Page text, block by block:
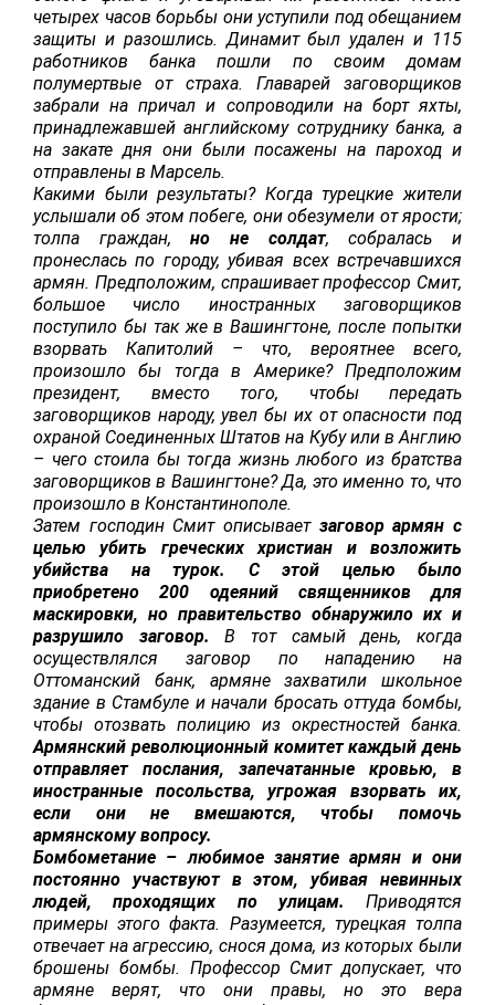
четырех часов борьбы они уступили под обещанием
защиты и разошлись. Динамит был удален и 115
работников банка пошли по своим домам
полумертвые от страха. Главарей заговорщиков
забрали на причал и сопроводили на борт яхты,
принадлежавшей английскому сотруднику банка, а
на закате дня они были посажены на пароход и
отправлены в Марсель.
Какими были результаты? Когда турецкие жители
услышали об этом побеге, они обезумели от ярости;
толпа граждан,но не солдат, собралась и
пронеслась по городу, убивая всех встречавшихся
армян. Предположим, спрашивает профессор Смит,
большое число иностранных заговорщиков
поступило бы так же в Вашингтоне, после попытки
взорвать Капитолий – что, вероятнее всего,
произошло бы тогда в Америке? Предположим
президент, вместо того, чтобы передать
заговорщиков народу, увел бы их от опасности под
охраной Соединенных Штатов на Кубу или в Англию
– чего стоила бы тогда жизнь любого из братства
заговорщиков в Вашингтоне? Да, это именно то, что
произошло в Константинополе.
Затем господин Смит описывает заговор армян с
целью убить греческих христиан и возложить
убийства на турок. С этой целью было
приобретено 200 одеяний священников для
маскировки, но правительство обнаружило их и
разрушило заговор.В тот самый день, когда
осуществлялся заговор по нападению на
Оттоманский банк, армяне захватили школьное
здание в Стамбуле и начали бросать оттуда бомбы,
чтобы отозвать полицию из окрестностей банка.
Армянский революционный комитет каждый день
отправляет послания, запечатанные кровью, в
иностранные посольства, угрожая взорвать их,
если они не вмешаются, чтобы помочь
армянскому вопросу.
Бомбометание – любимое занятие армян и они
постоянно участвуют в этом, убивая невинных
людей, проходящих по улицам. Приводятся
примеры этого факта. Разумеется, турецкая толпа
отвечает на агрессию, снося дома, из которых были
брошены бомбы. Профессор Смит допускает, что
армяне верят, что они правы, но это вера